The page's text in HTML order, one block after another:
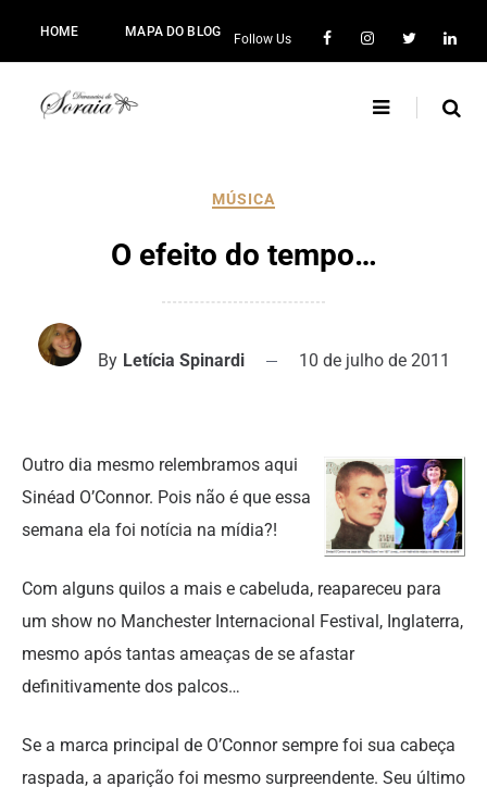
HOME MAPA DO BLOG
Follow Us
MÚSICA
O efeito do tempo…
By Letícia Spinardi 10 de julho de 2011
Outro dia mesmo relembramos aqui
Sinéad O’Connor. Pois não é que essa
semana ela foi notícia na mídia?!
Com alguns quilos a mais e cabeluda, reapareceu para
um show no Manchester Internacional Festival, Inglaterra,
mesmo após tantas ameaças de se afastar
definitivamente dos palcos…
Se a marca principal de O’Connor sempre foi sua cabeça
raspada, a aparição foi mesmo surpreendente. Seu último